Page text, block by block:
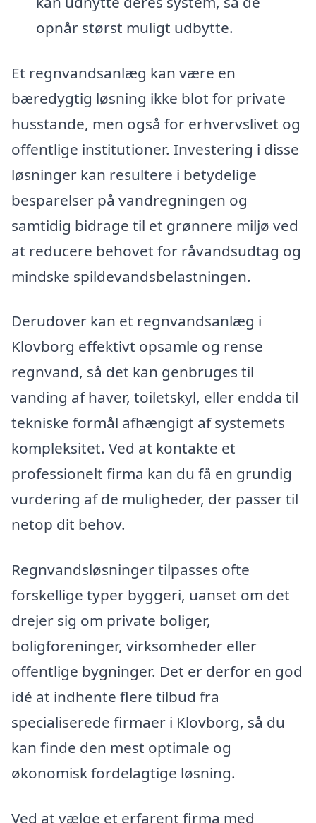
opnår størst muligt udbytte.
Et regnvandsanlæg kan være en
bæredygtig løsning ikke blot for private
husstande, men også for erhvervslivet og
offentlige institutioner. Investering i disse
løsninger kan resultere i betydelige
besparelser på vandregningen og
samtidig bidrage til et grønnere miljø ved
at reducere behovet for råvandsudtag og
mindske spildevandsbelastningen.
Derudover kan et regnvandsanlæg i
Klovborg effektivt opsamle og rense
regnvand, så det kan genbruges til
vanding af haver, toiletskyl, eller endda til
tekniske formål afhængigt af systemets
kompleksitet. Ved at kontakte et
professionelt firma kan du få en grundig
vurdering af de muligheder, der passer til
netop dit behov.
Regnvandsløsninger tilpasses ofte
forskellige typer byggeri, uanset om det
drejer sig om private boliger,
boligforeninger, virksomheder eller
offentlige bygninger. Det er derfor en god
idé at indhente flere tilbud fra
specialiserede firmaer i Klovborg, så du
kan finde den mest optimale og
økonomisk fordelagtige løsning.
Ved at vælge et erfarent firma med